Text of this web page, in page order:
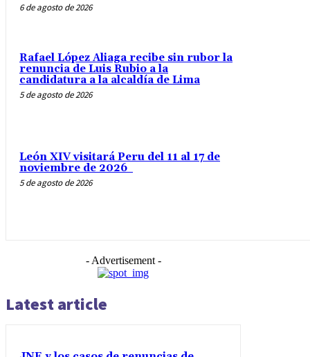
6 de agosto de 2026
Rafael López Aliaga recibe sin rubor la
renuncia de Luis Rubio a la
candidatura a la alcaldía de Lima
5 de agosto de 2026
León XIV visitará Peru del 11 al 17 de
noviembre de 2026
5 de agosto de 2026
- Advertisement -
Latest article